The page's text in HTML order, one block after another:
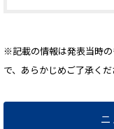
※記載の情報は発表当時
で、あらかじめご了承くだ